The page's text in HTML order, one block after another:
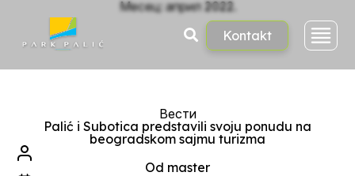
Kontakt
Месец: април 2022.
Kategorije
Вести
Palić i Subotica predstavili svoju ponudu na
beogradskom sajmu turizma
Autor
članka
Od master